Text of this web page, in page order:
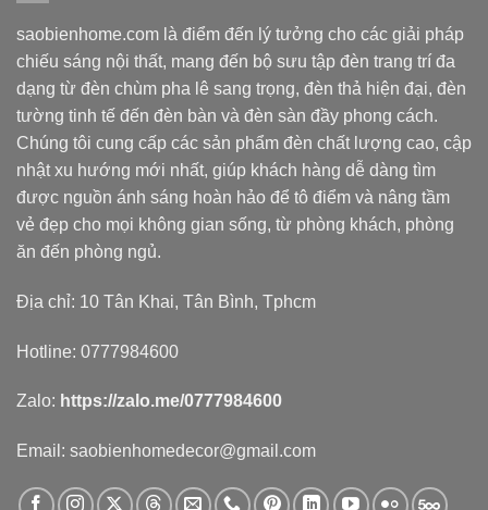
saobienhome.com là điểm đến lý tưởng cho các giải pháp
chiếu sáng nội thất, mang đến bộ sưu tập đèn trang trí đa
dạng từ đèn chùm pha lê sang trọng, đèn thả hiện đại, đèn
tường tinh tế đến đèn bàn và đèn sàn đầy phong cách.
Chúng tôi cung cấp các sản phẩm đèn chất lượng cao, cập
nhật xu hướng mới nhất, giúp khách hàng dễ dàng tìm
được nguồn ánh sáng hoàn hảo để tô điểm và nâng tầm
vẻ đẹp cho mọi không gian sống, từ phòng khách, phòng
ăn đến phòng ngủ.
Địa chỉ: 10 Tân Khai, Tân Bình, Tphcm
Hotline: 0777984600
Zalo: https://zalo.me/0777984600
Email: saobienhomedecor@gmail.com